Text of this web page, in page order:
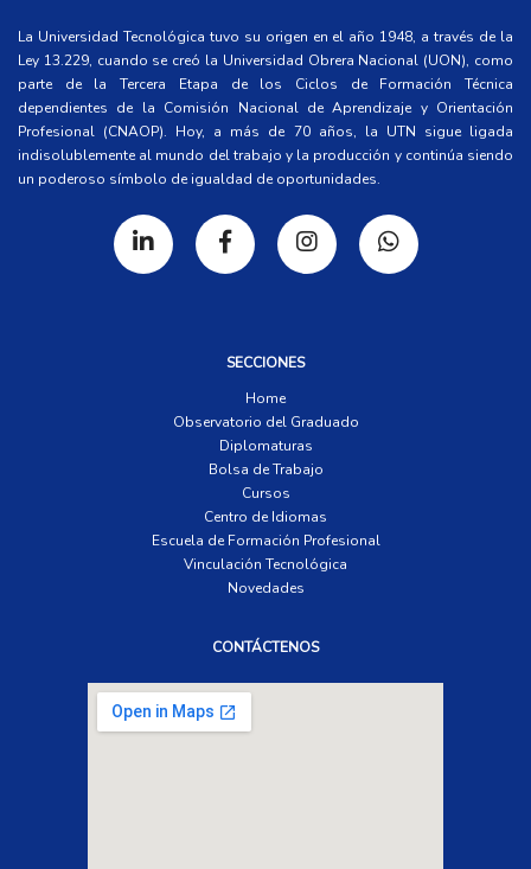
La Universidad Tecnológica tuvo su origen en el año 1948, a través de la
Ley 13.229, cuando se creó la Universidad Obrera Nacional (UON), como
parte de la Tercera Etapa de los Ciclos de Formación Técnica
dependientes de la Comisión Nacional de Aprendizaje y Orientación
Profesional (CNAOP). Hoy, a más de 70 años, la UTN sigue ligada
indisolublemente al mundo del trabajo y la producción y continúa siendo
un poderoso símbolo de igualdad de oportunidades.
SECCIONES
Home
Observatorio del Graduado
Diplomaturas
Bolsa de Trabajo
Cursos
Centro de Idiomas
Escuela de Formación Profesional
Vinculación Tecnológica
Novedades
CONTÁCTENOS